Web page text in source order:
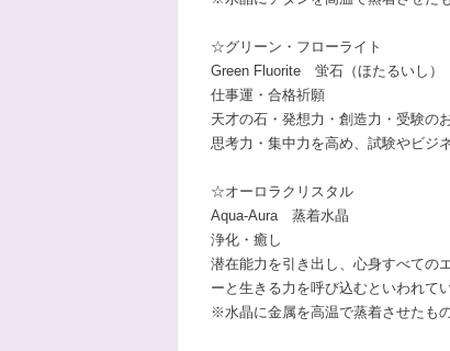
☆グリーン・フローライト
Green Fluorite 蛍石（ほたるいし）
仕事運・合格祈願
天才の石・発想力・創造力・受験の
思考力・集中力を高め、試験やビジ
☆オーロラクリスタル
Aqua-Aura 蒸着水晶
浄化・癒し
潜在能力を引き出し、心身すべての
ーと生きる力を呼び込むといわれてい
※水晶に金属を高温で蒸着させたもの